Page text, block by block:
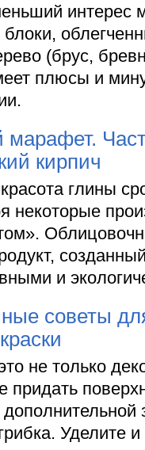
интерес
(брус,
плюсы и
марафет.
кирпич
глины
некоторые
и
советы
не только
придать
Уделите